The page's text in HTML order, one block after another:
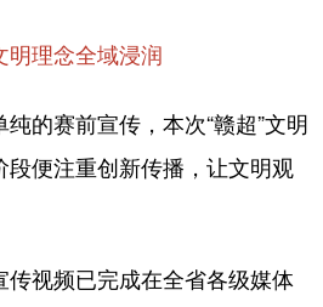
明理念全域浸润
的赛前宣传，本次“赣超”文明
便注重创新传播，让文明观
视频已完成在全省各级媒体